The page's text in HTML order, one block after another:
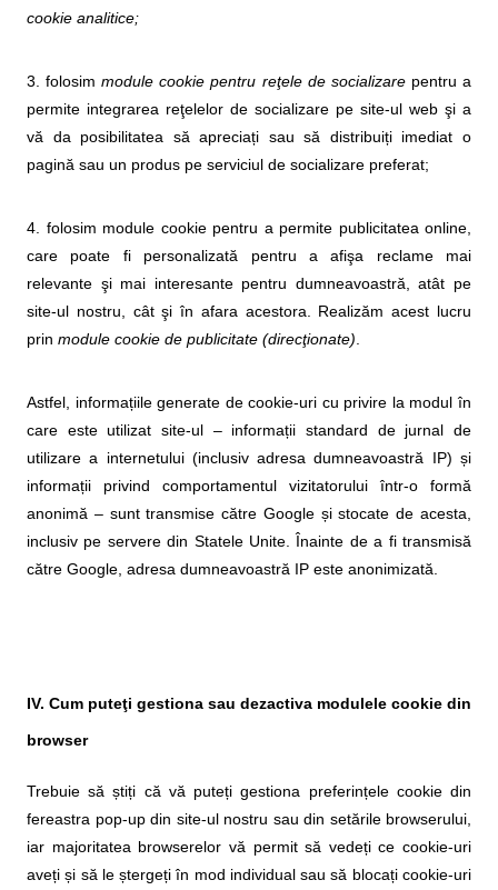
cookie analitice;
3. folosimmodule cookie pentru reţele de socializarepentru a
permite integrarea reţelelor de socializare pe site-ul web şi a
vă da posibilitatea să apreciați sau să distribuiți imediat o
pagină sau un produs pe serviciul de socializare preferat;
4. folosim module cookie pentru a permite publicitatea online,
care poate fi personalizată pentru a afişa reclame mai
relevante şi mai interesante pentru dumneavoastră, atât pe
site-ul nostru, cât şi în afara acestora. Realizăm acest lucru
prin module cookie de publicitate (direcţionate)
Astfel, informațiile generate de cookie-uri cu privire la modul în
care este utilizat site-ul – informații standard de jurnal de
utilizare a internetului (inclusiv adresa dumneavoastră IP) și
informații privind comportamentul vizitatorului într-o formă
anonimă – sunt transmise către Google și stocate de acesta,
inclusiv pe servere din Statele Unite. Înainte de a fi transmisă
către Google, adresa dumneavoastră IP este anonimizată.
IV. Cum puteţi gestiona sau dezactiva modulele cookie din
browser
Trebuie să știți că vă puteți gestiona preferințele cookie din
fereastra pop-up din site-ul nostru sau din setările browserului,
iar majoritatea browserelor vă permit să vedeți ce cookie-uri
aveți și să le ștergeți în mod individual sau să blocați cookie-uri